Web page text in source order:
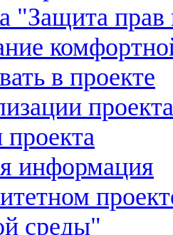
"Защита прав
в проекте
проекта
информация
среды"